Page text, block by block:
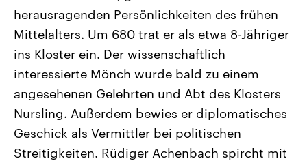
Landtagswahl Sachsen-Anhalt
2026
Alle Informationen
Sachsen-Anhalt wählt am 6.
September 2026 einen neuen
Landtag. Seit 2021 wird das
Bundesland von einer Koalition aus
Umfragen, Prognosen,
Wahlprogramme, aktuelle Berichte
und Hintergründe zu den Parteien
und Kandidaten der anstehenden
Wahl.
USA
Aktuelle Beiträge,
Hintergründe
Wirtschaftlich und
gehören die Vereinigten
den mächtigsten Ländern
mit großem Einfluss auf
Sendungen Programm Podcasts
Audio-Archiv
herausragenden Persönlichkeiten des frühen
Mittelalters. Um 680 trat er als etwa 8-Jähriger
ins Kloster ein. Der wissenschaftlich
interessierte Mönch wurde bald zu einem
angesehenen Gelehrten und Abt des Klosters
Nursling. Außerdem bewies er diplomatisches
Geschick als Vermittler bei politischen
Streitigkeiten. Rüdiger Achenbach spircht mit